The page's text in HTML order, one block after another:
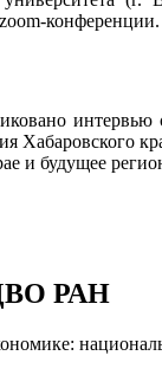
конференции.
Хабаровского
и будущее
РАН